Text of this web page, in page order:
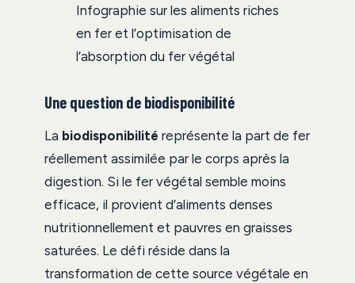
Infographie sur les aliments riches
en fer et l’optimisation de
l’absorption du fer végétal
Une question de biodisponibilité
La biodisponibilité représente la part de fer
réellement assimilée par le corps après la
digestion. Si le fer végétal semble moins
efficace, il provient d’aliments denses
nutritionnellement et pauvres en graisses
saturées. Le défi réside dans la
transformation de cette source végétale en